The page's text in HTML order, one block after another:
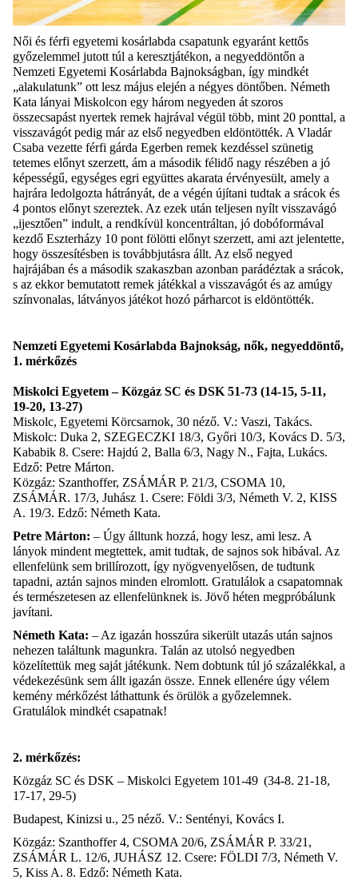
Női és férfi egyetemi kosárlabda csapatunk egyaránt kettős
győzelemmel jutott túl a keresztjátékon, a negyeddöntőn a
Nemzeti Egyetemi Kosárlabda Bajnokságban, így mindkét
„alakulatunk” ott lesz május elején a négyes döntőben. Németh
Kata lányai Miskolcon egy három negyeden át szoros
összecsapást nyertek remek hajrával végül több, mint 20 ponttal, a
visszavágót pedig már az első negyedben eldöntötték. A Vladár
Csaba vezette férfi gárda Egerben remek kezdéssel szünetig
tetemes előnyt szerzett, ám a második félidő nagy részében a jó
képességű, egységes egri együttes akarata érvényesült, amely a
hajrára ledolgozta hátrányát, de a végén újítani tudtak a srácok és
4 pontos előnyt szereztek. Az ezek után teljesen nyílt visszavágó
„ijesztően” indult, a rendkívül koncentráltan, jó dobóformával
kezdő Eszterházy 10 pont fölötti előnyt szerzett, ami azt jelentette,
hogy összesítésben is továbbjutásra állt. Az első negyed
hajrájában és a második szakaszban azonban parádéztak a srácok,
s az ekkor bemutatott remek játékkal a visszavágót és az amúgy
színvonalas, látványos játékot hozó párharcot is eldöntötték.
Nemzeti Egyetemi Kosárlabda Bajnokság, nők, negyeddöntő,
1. mérkőzés
Miskolci Egyetem – Közgáz SC és DSK 51-73 (14-15, 5-11,
19-20, 13-27)
Miskolc, Egyetemi Körcsarnok, 30 néző. V.: Vaszi, Takács.
Miskolc: Duka 2, SZEGECZKI 18/3, Győri 10/3, Kovács D. 5/3,
Kababik 8. Csere: Hajdú 2, Balla 6/3, Nagy N., Fajta, Lukács.
Edző: Petre Márton.
Közgáz: Szanthoffer, ZSÁMÁR P. 21/3, CSOMA 10,
ZSÁMÁR. 17/3, Juhász 1. Csere: Földi 3/3, Németh V. 2, KISS
A. 19/3. Edző: Németh Kata.
Petre Márton: – Úgy álltunk hozzá, hogy lesz, ami lesz. A
lányok mindent megtettek, amit tudtak, de sajnos sok hibával. Az
ellenfelünk sem brillírozott, így nyögvenyelősen, de tudtunk
tapadni, aztán sajnos minden elromlott. Gratulálok a csapatomnak
és természetesen az ellenfelünknek is. Jövő héten megpróbálunk
javítani.
Németh Kata: – Az igazán hosszúra sikerült utazás után sajnos
nehezen találtunk magunkra. Talán az utolsó negyedben
közelítettük meg saját játékunk. Nem dobtunk túl jó százalékkal, a
védekezésünk sem állt igazán össze. Ennek ellenére úgy vélem
kemény mérkőzést láthattunk és örülök a győzelemnek.
Gratulálok mindkét csapatnak!
2. mérkőzés:
Közgáz SC és DSK – Miskolci Egyetem 101-49 (34-8. 21-18,
17-17, 29-5)
Budapest, Kinizsi u., 25 néző. V.: Sentényi, Kovács I.
Közgáz: Szanthoffer 4, CSOMA 20/6, ZSÁMÁR P. 33/21,
ZSÁMÁR L. 12/6, JUHÁSZ 12. Csere: FÖLDI 7/3, Németh V.
5, Kiss A. 8. Edző: Németh Kata.